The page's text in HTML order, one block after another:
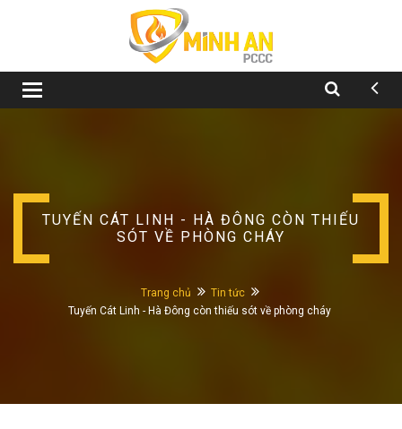
Toggle
navigation
TUYẾN CÁT LINH - HÀ ĐÔNG CÒN THIẾU
SÓT VỀ PHÒNG CHÁY
Trang chủ
Tin tức
Tuyến Cát Linh - Hà Đông còn thiếu sót về phòng cháy